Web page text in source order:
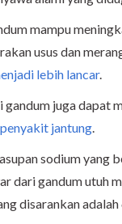
mampu
usus dan
lebih lancar.
gandum juga dapat
penyakit jantung.
sodium yang
dari gandum utuh
disarankan